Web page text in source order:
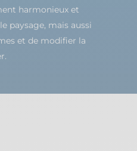
harmonieux et
paysage, mais aussi
et de modifier la